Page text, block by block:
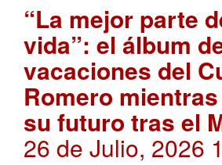
“La mejor parte
vida”: el álbum
vacaciones del
Romero
su futuro tras el
26 de Julio, 2026